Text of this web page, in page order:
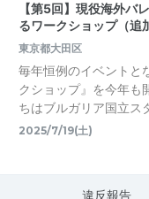
【第5回】現役海外バ
るワークショップ（追
東京都大田区
毎年恒例のイベントと
クショップ』を今年も
ちはブルガリア国立ス
2025/7/19(土)
違反報告